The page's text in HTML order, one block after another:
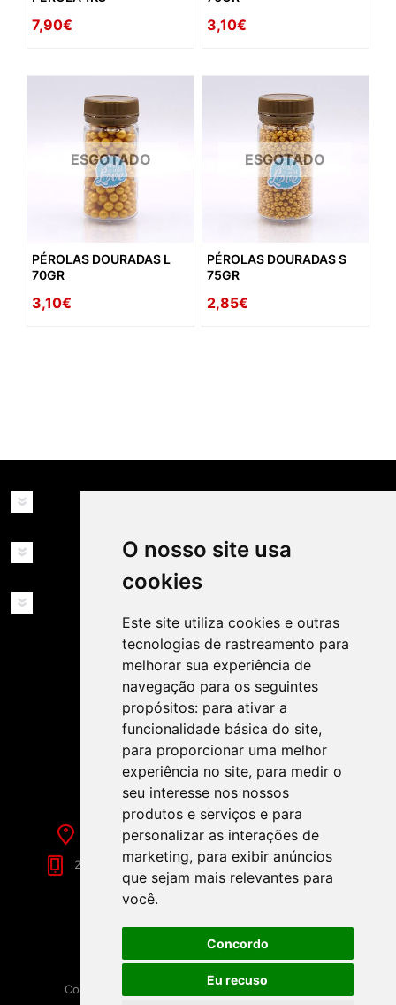
O nosso site usa
cookies
Este site utiliza cookies e outras
tecnologias de rastreamento para
melhorar sua experiência de
navegação para os seguintes
propósitos: para ativar a
funcionalidade básica do site,
para proporcionar uma melhor
experiência no site, para medir o
seu interesse nos nossos
produtos e serviços e para
personalizar as interações de
marketing, para exibir anúncios
que sejam mais relevantes para
você.
Concordo
Eu recuso
7,90€ 3,10€
ESGOTADO
PÉROLAS DOURADAS L
70GR
3,10€
ESGOTADO
PÉROLAS DOURADAS S
75GR
2,85€
MINHA CONTA
SIGA-NOS NAS REDES SOCIAIS!
Rua de Évora, 70-C - Reguengos de Monsaraz
266 040 688 (Chamada para a Rede Fixa Nacional)
Copyright © 2026 Festamania. Todos os direitos